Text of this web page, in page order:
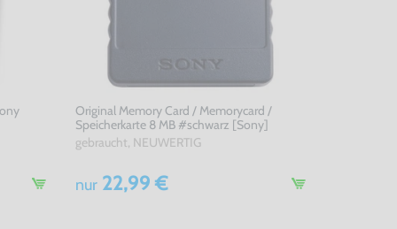
Original Memory Card / Memorycard /
Speicherkarte 8 MB #schwarz [Sony]
gebraucht, NEUWERTIG
nur22,99 €